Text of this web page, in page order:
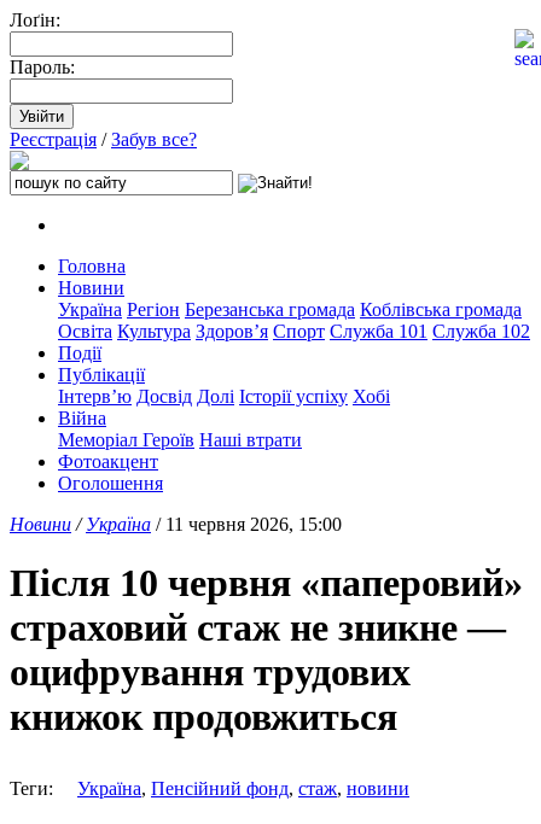
Лоґін:
Пароль:
Реєстрація /Забув все?
Головна
Новини
Україна Регіон Березанська громада Коблівська громада
Освіта Культура Здоров’я Спорт Служба 101 Служба 102
Події
Публікації
Інтерв’ю Досвід Долі Історії успіху Хобі
Війна
Меморіал Героїв Наші втрати
Фотоакцент
Оголошення
Новини /Україна / 11 червня 2026, 15:00
Після 10 червня «паперовий»
страховий стаж не зникне —
оцифрування трудових
книжок продовжиться
Теги: Україна, Пенсійний фонд, стаж, новини